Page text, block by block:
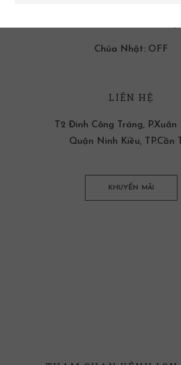
Chúa Nhật: OFF
LIÊN HỆ
T2 Đinh Công Tráng, P.Xuân
Quận Ninh Kiều, TP.Cần
KHUYẾN MÃI